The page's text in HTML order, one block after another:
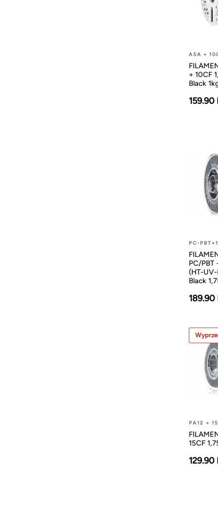
ASA +
+ 10CF
Black
159.90
PC-
PC/PBT
(HT-
Black
189.90
PA12 +
15CF
129.90